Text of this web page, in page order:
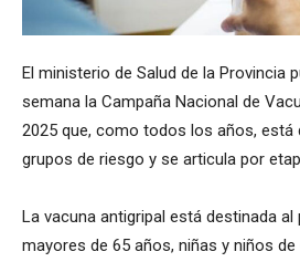
El ministerio de Salud de la Provincia
semana la Campaña Nacional de
2025 que, como todos los años, está
grupos de riesgo y se articula por
La vacuna antigripal está destinada al
mayores de 65 años, niñas y niños de